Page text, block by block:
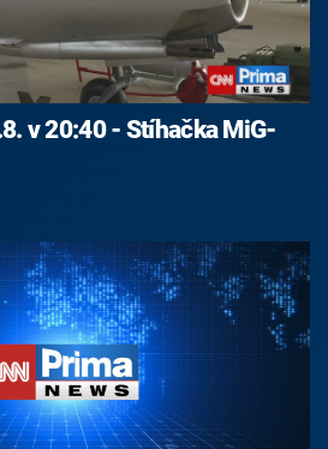
v 20:40 - Stíhačka MiG-